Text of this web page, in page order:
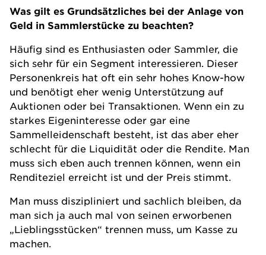
Was gilt es Grundsätzliches bei der Anlage von
Geld in Sammlerstücke zu beachten?
Häufig sind es Enthusiasten oder Sammler, die
sich sehr für ein Segment interessieren. Dieser
Personenkreis hat oft ein sehr hohes Know-how
und benötigt eher wenig Unterstützung auf
Auktionen oder bei Transaktionen. Wenn ein zu
starkes Eigeninteresse oder gar eine
Sammelleidenschaft besteht, ist das aber eher
schlecht für die Liquidität oder die Rendite. Man
muss sich eben auch trennen können, wenn ein
Renditeziel erreicht ist und der Preis stimmt.
Man muss diszipliniert und sachlich bleiben, da
man sich ja auch mal von seinen erworbenen
„Lieblingsstücken“ trennen muss, um Kasse zu
machen.